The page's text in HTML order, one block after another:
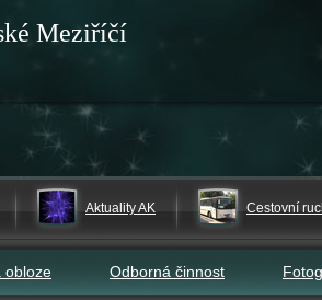
Meziříčí
Aktuality AK Cestovní
obloze Odborná činnost